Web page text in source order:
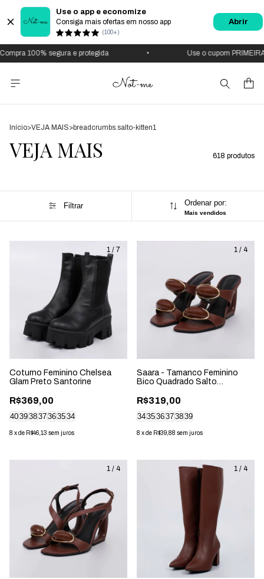
Use o app e economize
Consiga mais ofertas em nosso app
(100+)
Abrir
100% segura e protegida Use o cupom
Início>VEJA MAIS>breadcrumbs.salto-kitten1
VEJA MAIS 618 produtos
Filtrar Ordenar por:
Mais vendidos
1 / 7
Coturno Feminino Chelsea
Glam Preto Santorine
R$369,00
40393837363534
8 xde R$46,13 sem juros
1 / 4
Saara - Tamanco Feminino
Bico Quadrado Salto
R$319,00
343536373839
8 xde R$39,88 sem juros
1 / 4 1 / 4